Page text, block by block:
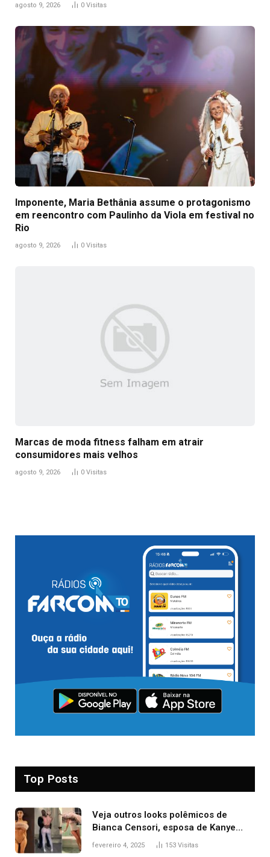
agosto 9, 2026 0 Visitas
Imponente, Maria Bethânia assume o protagonismo
em reencontro com Paulinho da Viola em festival no
Rio
agosto 9, 2026 0 Visitas
Marcas de moda fitness falham em atrair
consumidores mais velhos
agosto 9, 2026 0 Visitas
Top Posts
Veja outros looks polêmicos de
Bianca Censori, esposa de Kanye
West que apareceu nua no Grammy
fevereiro 4, 2025 153 Visitas